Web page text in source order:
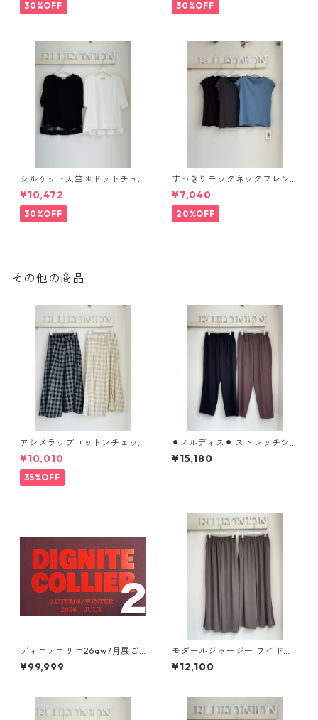
30%OFF
er
30%OFF
シルケット天竺＊ドットチュ
ールバックフレアカットソー E
80311 beatrice
¥10,472
30%OFF
すっきりモックネックフレン
チカットソー（set up対応）
626997 PASSIONE
¥7,040
20%OFF
その他の商品
アシメラップコットンチェッ
クskirt 612- 86557 cloche
¥10,010
35%OFF
⚫︎ノルディス⚫︎ ストレッチシ
フォンテーパードパンツ 8026
8310 dignitecollier
¥15,180
ディニテコリエ26aw7月展ご
予約ご紹介 その②
¥99,999
モダールジャージー ワイドイ
ージーパンツ 総ゴムウエスト
（set up対応） cloche 652-8
¥12,100